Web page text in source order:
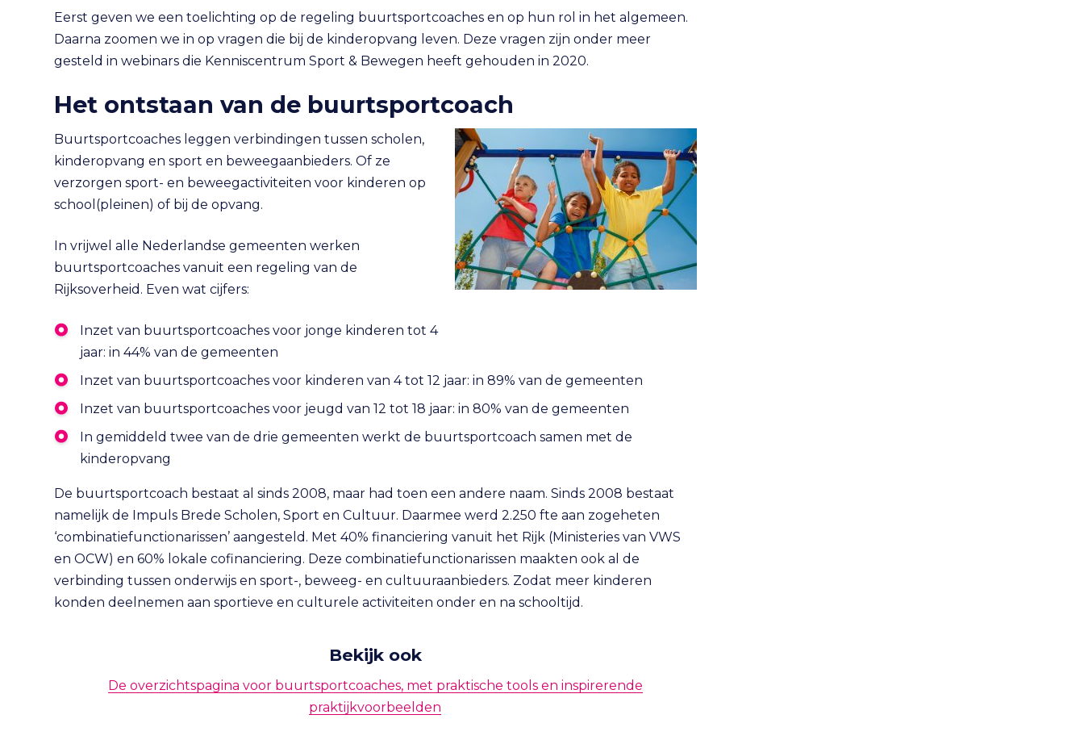
Eerst geven we een toelichting op de regeling buurtsportcoaches en op hun rol in het algemeen.
Daarna zoomen we in op vragen die bij de kinderopvang leven. Deze vragen zijn onder meer
gesteld in webinars die Kenniscentrum Sport & Bewegen heeft gehouden in 2020.
Het ontstaan van de buurtsportcoach
Buurtsportcoaches leggen verbindingen tussen scholen,
kinderopvang en sport en beweegaanbieders. Of ze
verzorgen sport- en beweegactiviteiten voor kinderen op
school(pleinen) of bij de opvang.
In vrijwel alle Nederlandse gemeenten werken
buurtsportcoaches vanuit een regeling van de
Rijksoverheid. Even wat cijfers:
Inzet van buurtsportcoaches voor jonge kinderen tot 4
jaar: in 44% van de gemeenten
Inzet van buurtsportcoaches voor kinderen van 4 tot 12 jaar: in 89% van de gemeenten
Inzet van buurtsportcoaches voor jeugd van 12 tot 18 jaar: in 80% van de gemeenten
In gemiddeld twee van de drie gemeenten werkt de buurtsportcoach samen met de
kinderopvang
De buurtsportcoach bestaat al sinds 2008, maar had toen een andere naam. Sinds 2008 bestaat
namelijk de Impuls Brede Scholen, Sport en Cultuur. Daarmee werd 2.250 fte aan zogeheten
‘combinatiefunctionarissen’ aangesteld. Met 40% financiering vanuit het Rijk (Ministeries van VWS
en OCW) en 60% lokale cofinanciering. Deze combinatiefunctionarissen maakten ook al de
verbinding tussen onderwijs en sport-, beweeg- en cultuuraanbieders. Zodat meer kinderen
konden deelnemen aan sportieve en culturele activiteiten onder en na schooltijd.
Bekijk ook
De overzichtspagina voor buurtsportcoaches, met praktische tools en inspirerende
praktijkvoorbeelden